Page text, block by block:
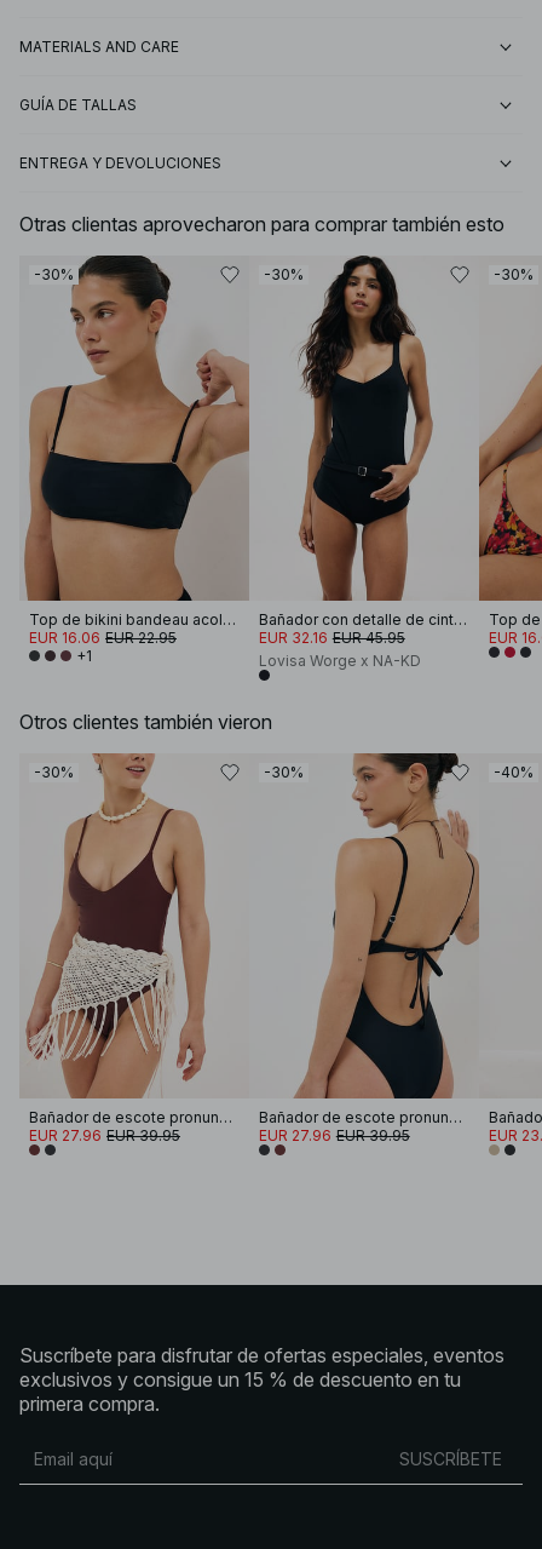
MATERIALS AND CARE
GUÍA DE TALLAS
ENTREGA Y DEVOLUCIONES
Otras clientas aprovecharon para comprar también esto
-30%
Top de bikini bandeau acolchado
EUR 16.06 EUR 22.95
+1
-30%
Bañador con detalle de cinturón y espalda pronunciada
EUR 32.16 EUR 45.95
Lovisa Worge x NA-KD
-30%
EUR
Otros clientes también vieron
-30%
Bañador de escote pronunciado y espalda abierta
EUR 27.96 EUR 39.95
-30%
Bañador de escote pronunciado y espalda abierta
EUR 27.96 EUR 39.95
-40%
EUR
Suscríbete para disfrutar de ofertas especiales, eventos
exclusivos y consigue un 15 % de descuento en tu
primera compra.
SUSCRÍBETE